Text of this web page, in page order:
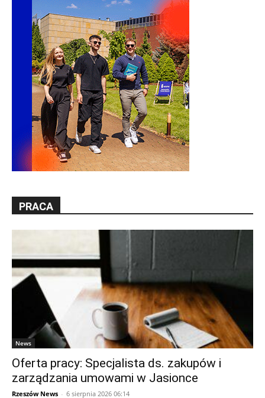
PRACA
News
Oferta pracy: Specjalista ds. zakupów i
zarządzania umowami w Jasionce
Rzeszów News - 6 sierpnia 2026 06:14